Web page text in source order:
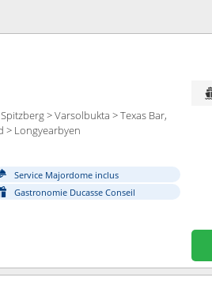
> Varsolbukta > Texas Bar,
> Longyearbyen
Service Majordome inclus
Gastronomie Ducasse Conseil